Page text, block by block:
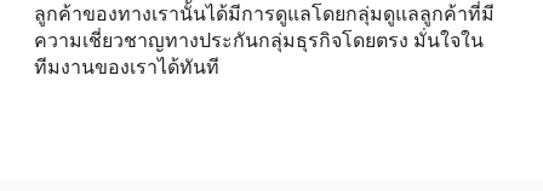
ลูกค้าของทางเรานั้นได้มีการดูแลโดยกลุ่มดูแลลูกค้าที่มี
ความเชี่ยวชาญทางประกันกลุ่มธุรกิจโดยตรง มั่นใจใน
ทีมงานของเราได้ทันที